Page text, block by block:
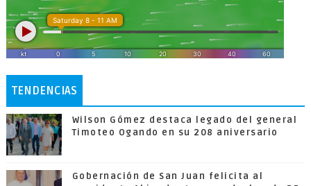
TENDENCIAS
Wilson Gómez destaca legado del general
Timoteo Ogando en su 208 aniversario
Gobernación de San Juan felicita al